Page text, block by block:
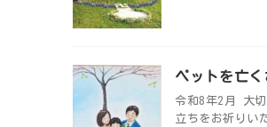
ペットを亡
令和8年2月 大
立ちをお祈りい